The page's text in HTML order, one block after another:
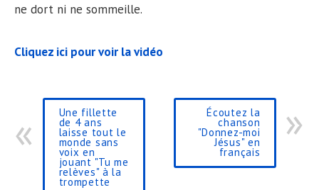
ne dort ni ne sommeille.
Cliquez ici pour voir la vidéo
Une fillette
de 4 ans
laisse tout le
monde sans
voix en
jouant "Tu me
relèves" à la
trompette
Écoutez la
chanson
"Donnez-moi
Jésus" en
français